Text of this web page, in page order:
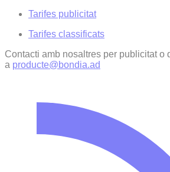
Tarifes publicitat
Tarifes classificats
Contacti amb nosaltres per publicitat o
a producte@bondia.ad